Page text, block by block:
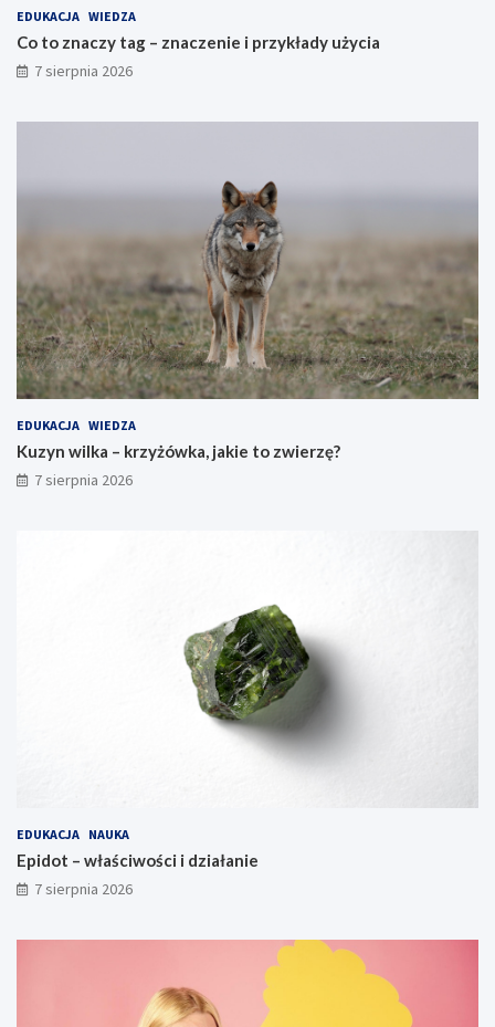
EDUKACJA WIEDZA
Co to znaczy tag – znaczenie i przykłady użycia
7 sierpnia 2026
EDUKACJA WIEDZA
Kuzyn wilka – krzyżówka, jakie to zwierzę?
7 sierpnia 2026
EDUKACJA NAUKA
Epidot – właściwości i działanie
7 sierpnia 2026